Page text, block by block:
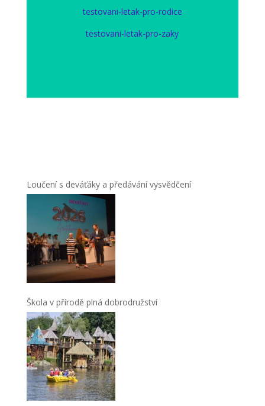
testovani-letak-pro-rodice
testovani-letak-pro-zaky
Loučení s deváťáky a předávání vysvědčení
Škola v přírodě plná dobrodružství